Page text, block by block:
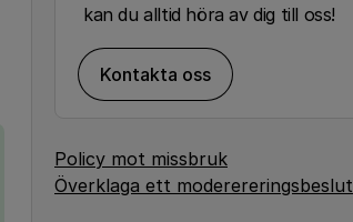
kan du alltid höra av dig till oss!
Kontakta oss
Policy mot missbruk
Överklaga ett moderereringsbeslut